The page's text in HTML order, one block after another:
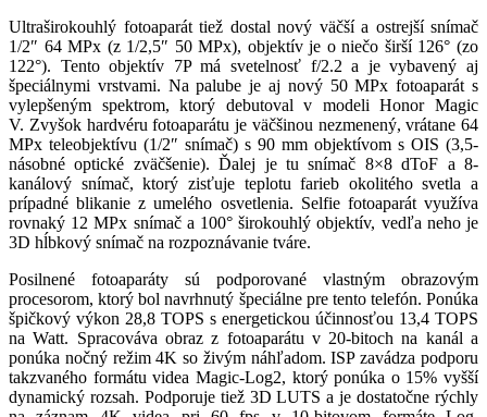
Ultraširokouhlý fotoaparát tiež dostal nový väčší a ostrejší snímač
1/2″ 64 MPx (z 1/2,5″ 50 MPx), objektív je o niečo širší 126° (zo
122°). Tento objektív 7P má svetelnosť f/2.2 a je vybavený aj
špeciálnymi vrstvami. Na palube je aj nový 50 MPx fotoaparát s
vylepšeným spektrom, ktorý debutoval v modeli Honor Magic
V. Zvyšok hardvéru fotoaparátu je väčšinou nezmenený, vrátane 64
MPx teleobjektívu (1/2″ snímač) s 90 mm objektívom s OIS (3,5-
násobné optické zväčšenie). Ďalej je tu snímač 8×8 dToF a 8-
kanálový snímač, ktorý zisťuje teplotu farieb okolitého svetla a
prípadné blikanie z umelého osvetlenia. Selfie fotoaparát využíva
rovnaký 12 MPx snímač a 100° širokouhlý objektív, vedľa neho je
3D hĺbkový snímač na rozpoznávanie tváre.
Posilnené fotoaparáty sú podporované vlastným obrazovým
procesorom, ktorý bol navrhnutý špeciálne pre tento telefón. Ponúka
špičkový výkon 28,8 TOPS s energetickou účinnosťou 13,4 TOPS
na Watt. Spracováva obraz z fotoaparátu v 20-bitoch na kanál a
ponúka nočný režim 4K so živým náhľadom. ISP zavádza podporu
takzvaného formátu videa Magic-Log2, ktorý ponúka o 15% vyšší
dynamický rozsah. Podporuje tiež 3D LUTS a je dostatočne rýchly